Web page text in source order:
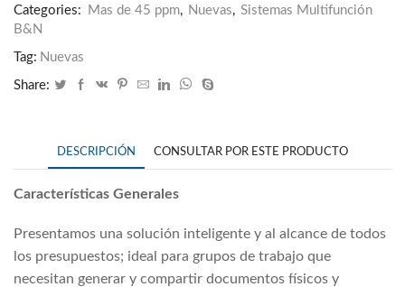
Categories: Mas de 45 ppm, Nuevas, Sistemas Multifunción
B&N
Tag: Nuevas
Share:
DESCRIPCIÓN CONSULTAR POR ESTE PRODUCTO
Características Generales
Presentamos una solución inteligente y al alcance de todos
los presupuestos; ideal para grupos de trabajo que
necesitan generar y compartir documentos físicos y